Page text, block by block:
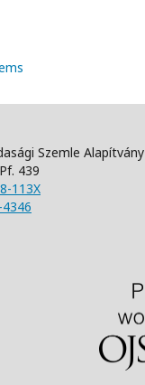
Szemle Alapítvány
439
113X